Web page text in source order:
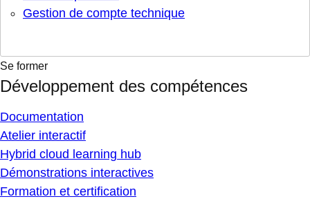
Gestion de compte technique
Se former
Développement des compétences
Documentation
Atelier interactif
Hybrid cloud learning hub
Démonstrations interactives
Formation et certification